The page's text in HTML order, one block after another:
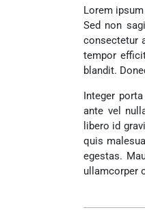
Lorem
Sed non
consectetur
tempor
blandit.
Integer
ante vel
libero id
quis
egestas.
ullamcorper